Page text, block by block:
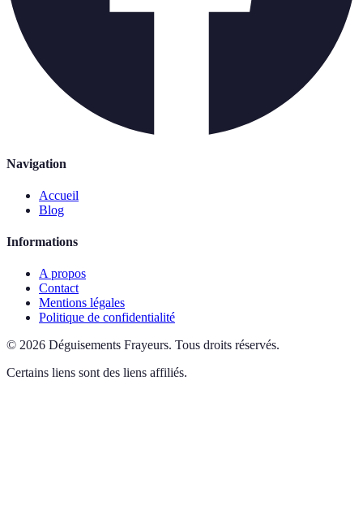
Navigation
Accueil
Blog
Informations
A propos
Contact
Mentions légales
Politique de confidentialité
© 2026 Déguisements Frayeurs. Tous droits réservés.
Certains liens sont des liens affiliés.